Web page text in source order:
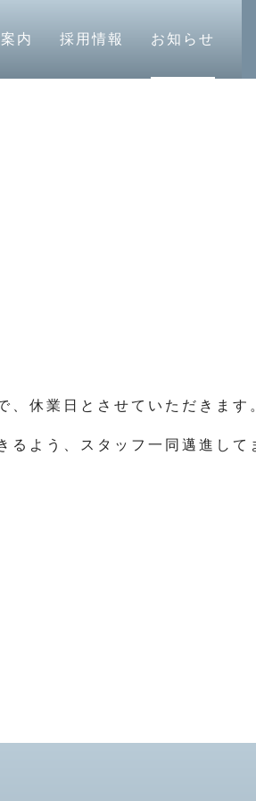
内 採用情報 お知らせ
休業日とさせていただきます。
よう、スタッフ一同邁進して